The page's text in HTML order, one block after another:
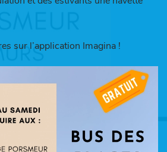
sur l’application Imagina !